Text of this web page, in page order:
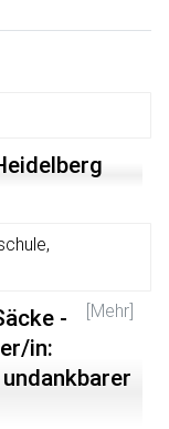
ein turbulentes
[Mehr]
-
in: